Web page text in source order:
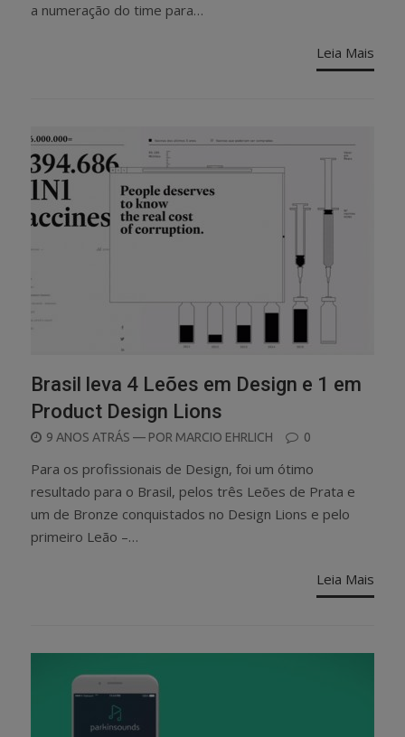
a numeração do time para…
Leia Mais
Brasil leva 4 Leões em Design e 1 em
Product Design Lions
POSTED
9 ANOS ATRÁS — POR MARCIO EHRLICH 0
Para os profissionais de Design, foi um ótimo
resultado para o Brasil, pelos três Leões de Prata e
um de Bronze conquistados no Design Lions e pelo
primeiro Leão –…
Leia Mais